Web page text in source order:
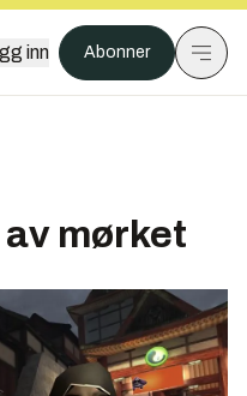
inn Abonner
mørket